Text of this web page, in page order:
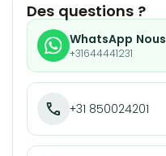
Des questions ?
WhatsApp Nous
+31644441231
+31 850024201